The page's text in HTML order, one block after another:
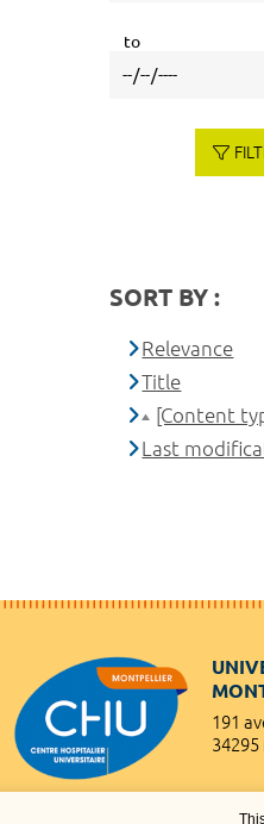
to
SORT BY :
Relevance
Title
[Content
Last
191
34295